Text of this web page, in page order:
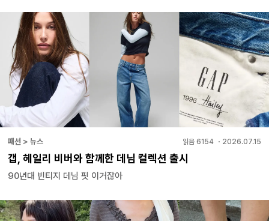
패션 > 뉴스 읽음 6154 ・ 2026.07.15
갭, 헤일리 비버와 함께한 데님 컬렉션 출시
90년대 빈티지 데님 핏 이거잖아